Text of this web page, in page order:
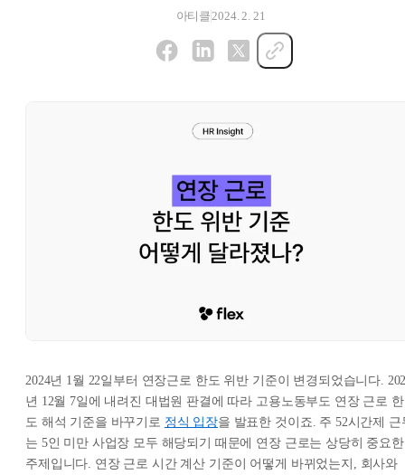
아티클 2024. 2. 21
2024년 1월 22일부터 연장근로 한도 위반 기준이 변경되었습니다.
년 12월 7일에 내려진 대법원 판결에 따라 고용노동부도 연장 근로 한
도 해석 기준을 바꾸기로 정식 입장을 발표한 것이죠. 주 52시간제 근
는 5인 미만 사업장 모두 해당되기 때문에 연장 근로는 상당히 중요한
주제입니다. 연장 근로 시간 계산 기준이 어떻게 바뀌었는지, 회사와